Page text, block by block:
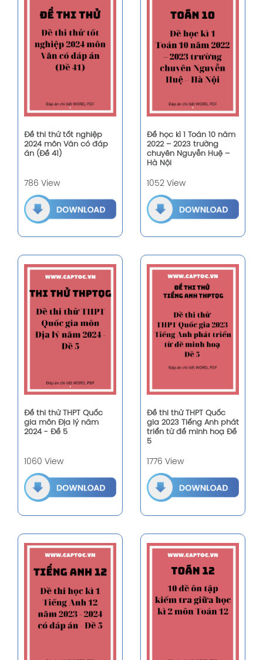
Đề thi thử tốt nghiệp
2024 môn Văn có đáp
án (Đề 41)
786 View
Đề học kì 1 Toán 10 năm
2022 – 2023 trường
chuyên Nguyễn Huệ –
Hà Nội
1052 View
Đề thi thử THPT Quốc
gia môn Địa lý năm
2024 - Đề 5
1060 View
Đề thi thử THPT Quốc
gia 2023 Tiếng Anh phát
triển từ đề minh hoạ Đề
5
1776 View